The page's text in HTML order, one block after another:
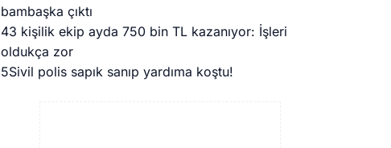
bambaşka çıktı
43 kişilik ekip ayda 750 bin TL kazanıyor: İşleri
oldukça zor
5Sivil polis sapık sanıp yardıma koştu!